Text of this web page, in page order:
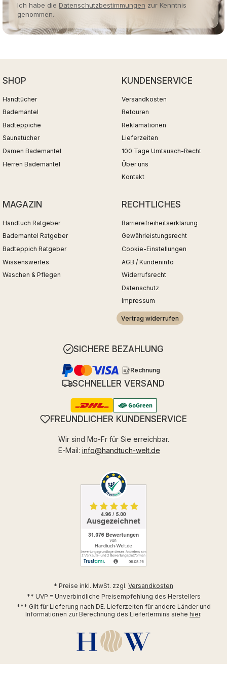
Ich habe die Datenschutzbestimmungen zur Kenntnis
genommen.
SHOP
Handtücher
Bademäntel
Badteppiche
Saunatücher
Damen Bademantel
Herren Bademantel
KUNDENSERVICE
Versandkosten
Retouren
Reklamationen
Lieferzeiten
100 Tage Umtausch-Recht
Über uns
Kontakt
MAGAZIN
Handtuch Ratgeber
Bademantel Ratgeber
Badteppich Ratgeber
Wissenswertes
Waschen & Pflegen
RECHTLICHES
Barrierefreiheitserklärung
Gewährleistungsrecht
Cookie-Einstellungen
AGB / Kundeninfo
Widerrufsrecht
Datenschutz
Impressum
Vertrag widerrufen
SICHERE BEZAHLUNG
Rechnung
SCHNELLER VERSAND
FREUNDLICHER KUNDENSERVICE
Wir sind Mo-Fr für Sie erreichbar.
E-Mail: info@handtuch-welt.de
* Preise inkl. MwSt. zzgl. Versandkosten
** UVP = Unverbindliche Preisempfehlung des Herstellers
*** Gilt für Lieferung nach DE. Lieferzeiten für andere Länder und
Informationen zur Berechnung des Liefertermins siehe hier.